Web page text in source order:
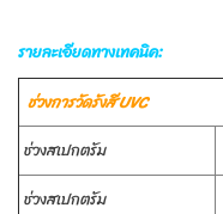
รายละเอียดทางเทคนิค:
ช่วงการวัดรังสี UVC
ช่วงสเปกตรัม
ช่วงสเปกตรัม